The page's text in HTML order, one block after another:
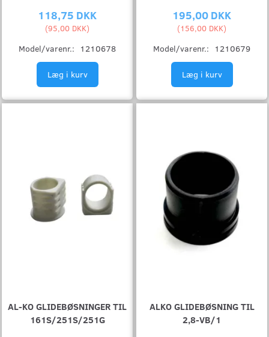
118,75 DKK
(95,00 DKK)
Model/varenr.: 1210678
Læg i kurv
195,00 DKK
(156,00 DKK)
Model/varenr.: 1210679
Læg i kurv
AL-KO GLIDEBØSNINGER TIL
161S/251S/251G
ALKO GLIDEBØSNING TIL
2,8-VB/1